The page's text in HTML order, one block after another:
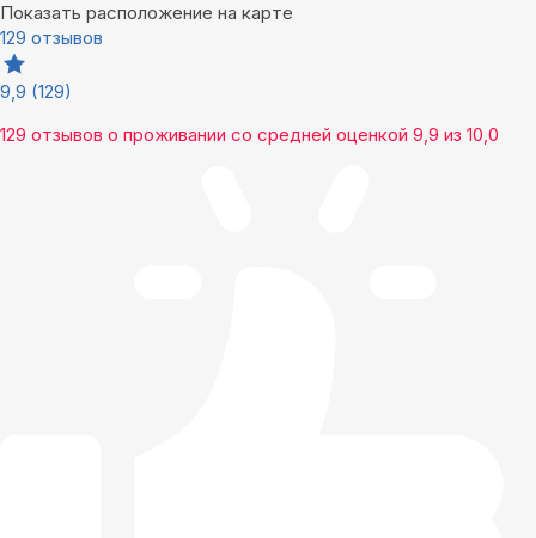
Показать расположение на карте
129 отзывов
9,9 (129)
129 отзывов о проживании со средней оценкой 9,9 из 10,0